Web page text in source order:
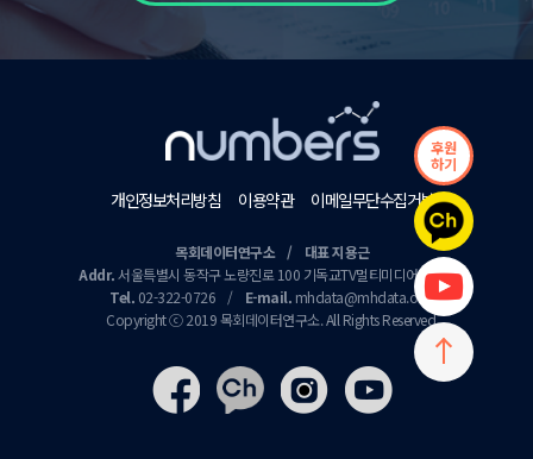
후원
하기
개인정보처리방침 이용약관 이메일무단수집거부
목회데이터연구소 / 대표 지용근
Addr.서울특별시 동작구 노량진로 100 기독교TV멀티미디어센터 9층
Tel. 02-322-0726 / E-mail. mhdata@mhdata.or.kr
Copyright ⓒ 2019 목회데이터연구소. All Rights Reserved.